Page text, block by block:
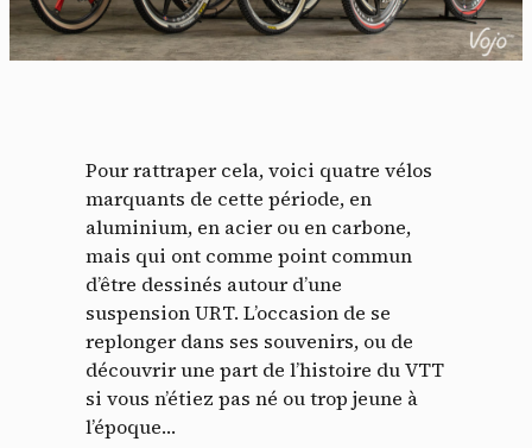
Pour rattraper cela, voici quatre vélos
marquants de cette période, en
aluminium, en acier ou en carbone,
mais qui ont comme point commun
d’être dessinés autour d’une
suspension URT. L’occasion de se
replonger dans ses souvenirs, ou de
découvrir une part de l’histoire du VTT
si vous n’étiez pas né ou trop jeune à
l’époque…